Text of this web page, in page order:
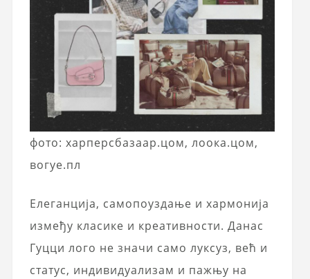
фото: харперсбазаар.цом, лоока.цом,
вогуе.пл
Елеганција, самопоуздање и хармонија
између класике и креативности. Данас
Гуцци лого не значи само луксуз, већ и
статус, индивидуализам и пажњу на